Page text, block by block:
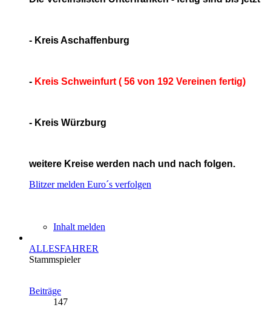
- Kreis Aschaffenburg
- Kreis Schweinfurt ( 56 von 192 Vereinen fertig)
- Kreis Würzburg
weitere Kreise werden nach und nach folgen.
Blitzer melden Euro´s verfolgen
Inhalt melden
ALLESFAHRER
Stammspieler
Beiträge
147